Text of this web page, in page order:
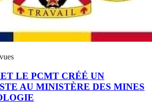
LE PCMT CRÉÉ UN
AU MINISTÈRE DES MINES